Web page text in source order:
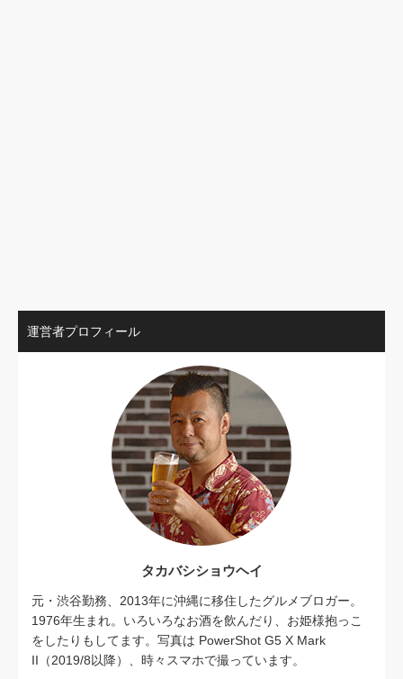
運営者プロフィール
タカバシショウヘイ
元・渋谷勤務、2013年に沖縄に移住したグルメブロガー。
1976年生まれ。いろいろなお酒を飲んだり、お姫様抱っこ
をしたりもしてます。写真は PowerShot G5 X Mark
II（2019/8以降）、時々スマホで撮っています。